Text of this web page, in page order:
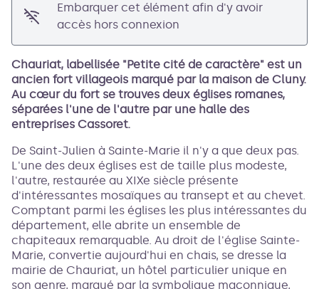
Embarquer cet élément afin d'y avoir
accès hors connexion
Chauriat, labellisée "Petite cité de caractère" est un
ancien fort villageois marqué par la maison de Cluny.
Au cœur du fort se trouves deux églises romanes,
séparées l'une de l'autre par une halle des
entreprises Cassoret.
De Saint-Julien à Sainte-Marie il n'y a que deux pas.
L'une des deux églises est de taille plus modeste,
l'autre, restaurée au XIXe siècle présente
d'intéressantes mosaïques au transept et au chevet.
Comptant parmi les églises les plus intéressantes du
département, elle abrite un ensemble de
chapiteaux remarquable. Au droit de l'église Sainte-
Marie, convertie aujourd'hui en chais, se dresse la
mairie de Chauriat, un hôtel particulier unique en
son genre, marqué par la symbolique maçonnique,